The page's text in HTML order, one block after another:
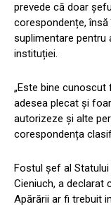
prevede că doar
corespondențe,
suplimentare pentru
instituției.
„Este bine
adesea plecat și
autorizeze și alte
corespondența
Fostul șef al Statului
Cieniuch, a declarat
Apărării ar fi trebuit